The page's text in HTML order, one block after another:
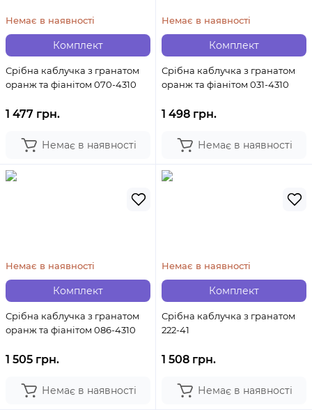
Комплект
Немає в наявності
Срібна каблучка з гранатом
оранж та фіанітом 070-4310
1 477 грн.
Немає в наявності
Комплект
Немає в наявності
Срібна каблучка з гранатом
оранж та фіанітом 031-4310
1 498 грн.
Немає в наявності
Комплект
Немає в наявності
Срібна каблучка з гранатом
оранж та фіанітом 086-4310
1 505 грн.
Немає в наявності
Комплект
Немає в наявності
Срібна каблучка з гранатом
222-41
1 508 грн.
Немає в наявності